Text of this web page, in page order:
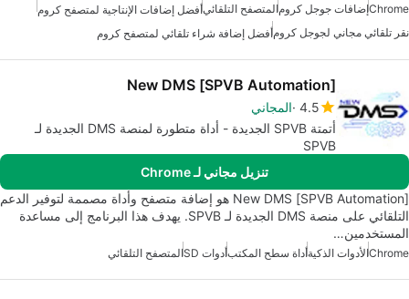
Chromeإضافات جوجل كرومالمتصفح التلقائيأفضل إضافات الإنتاجية لمتصفح كروم
نقر تلقائي مجاني لجوجل كرومأفضل إضافة شراء تلقائي لمتصفح كروم
[SPVB Automation] New DMS
4.5 المجاني
أتمتة SPVB الجديدة - أداة متطورة لمنصة DMS الجديدة لـ
SPVB
تنزيل مجاني لـ Chrome
[SPVB Automation] New DMS هو إضافة متصفح وأداة مصممة لتوفير الدعم
التلقائي على منصة DMS الجديدة لـ SPVB. يهدف هذا البرنامج إلى مساعدة
المستخدمين…
Chromeالأدوات الذكيةأداة سطح المكتبأدوات SD المتصفح التلقائي